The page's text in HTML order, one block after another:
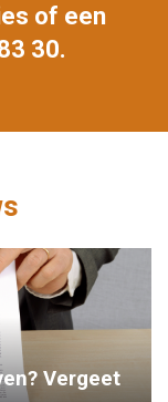
of een
30.
Vergeet